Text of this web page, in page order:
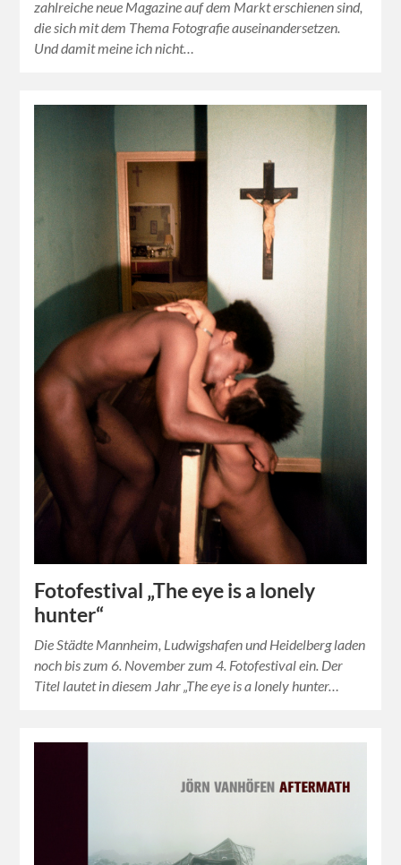
zahlreiche neue Magazine auf dem Markt erschienen sind,
die sich mit dem Thema Fotografie auseinandersetzen.
Und damit meine ich nicht…
Fotofestival „The eye is a lonely
hunter“
Die Städte Mannheim, Ludwigshafen und Heidelberg laden
noch bis zum 6. November zum 4. Fotofestival ein. Der
Titel lautet in diesem Jahr „The eye is a lonely hunter…